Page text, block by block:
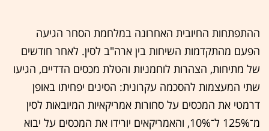
ההתפתחות החיובית האחרונה במלחמת הסחר הגיעה
הפעם מהתקדמות השיחות בין ארה"ב לסין. לאחר חודשים
של מתיחות, הצהרות לוחמניות והטלת מכסים הדדיים, הגיעו
שתי המעצמות להסכמה עקרונית: הסינים יפחיתו באופן
דרמטי את המכסים על סחורות אמריקאיות המיובאות לסין
מ־125% ל־10%, והאמריקאים יורידו את המכסים על יבוא